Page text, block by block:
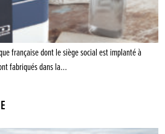
française dont le siège social est implanté à
fabriqués dans la…